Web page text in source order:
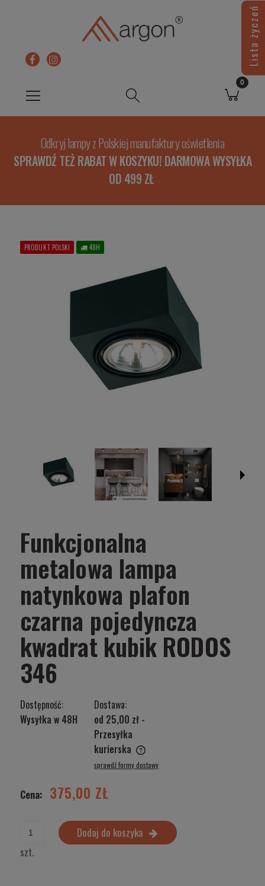
Odkryj lampy z Polskiej manufaktury oświetlenia
SPRAWDŹ TEŻ RABAT W KOSZYKU! DARMOWA WYSYŁKA
OD 499 ZŁ
PRODUKT POLSKI 48H
Funkcjonalna
metalowa lampa
natynkowa plafon
czarna pojedyncza
kwadrat kubik RODOS
346
Dostępność:
Wysyłka w 48H
Dostawa:
od 25,00 zł -
Przesyłka
kurierska
Cena nie zawiera ewentualnych kosztów płatności
sprawdź formy dostawy
Cena: 375,00 ZŁ
szt.
Dodaj do koszyka
Lista życzeń